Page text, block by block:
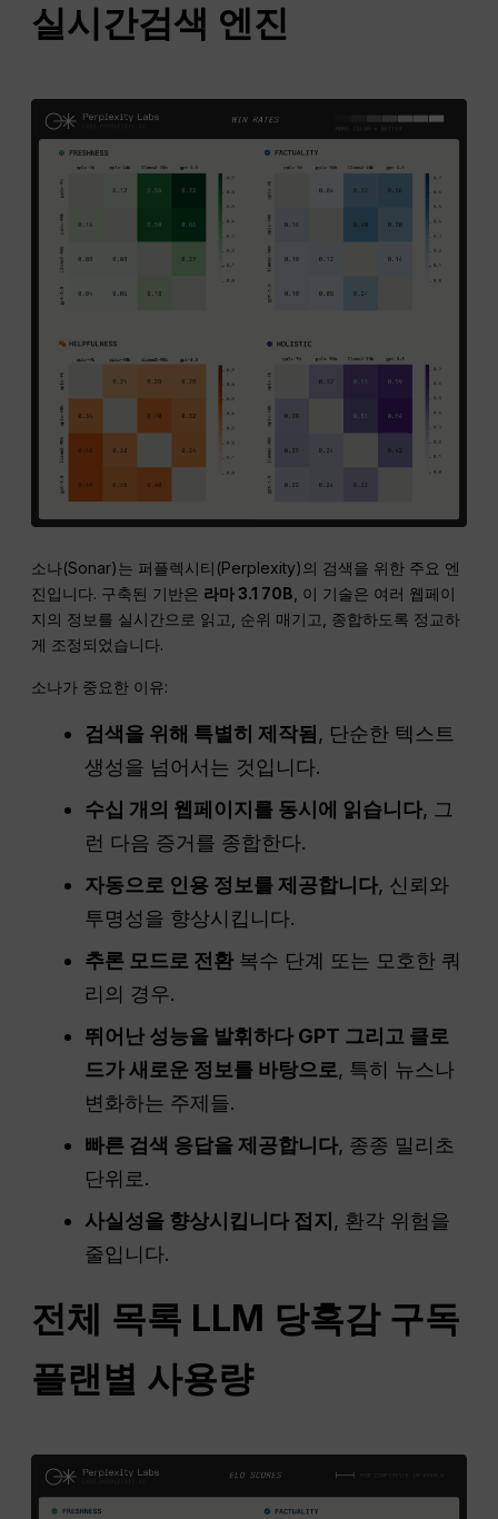
실시간검색 엔진
소나(Sonar)는 퍼플렉시티(Perplexity)의 검색을 위한 주요 엔
진입니다. 구축된 기반은 라마 3.1 70B, 이 기술은 여러 웹페이
지의 정보를 실시간으로 읽고, 순위 매기고, 종합하도록 정교하
게 조정되었습니다.
소나가 중요한 이유:
검색을 위해 특별히 제작됨, 단순한 텍스트
생성을 넘어서는 것입니다.
수십 개의 웹페이지를 동시에 읽습니다, 그
런 다음 증거를 종합한다.
자동으로 인용 정보를 제공합니다, 신뢰와
투명성을 향상시킵니다.
추론 모드로 전환 복수 단계 또는 모호한 쿼
리의 경우.
뛰어난 성능을 발휘하다 GPT 그리고 클로
드가 새로운 정보를 바탕으로, 특히 뉴스나
변화하는 주제들.
빠른 검색 응답을 제공합니다, 종종 밀리초
단위로.
사실성을 향상시킵니다 접지, 환각 위험을
줄입니다.
전체 목록 LLM 당혹감 구독
플랜별 사용량